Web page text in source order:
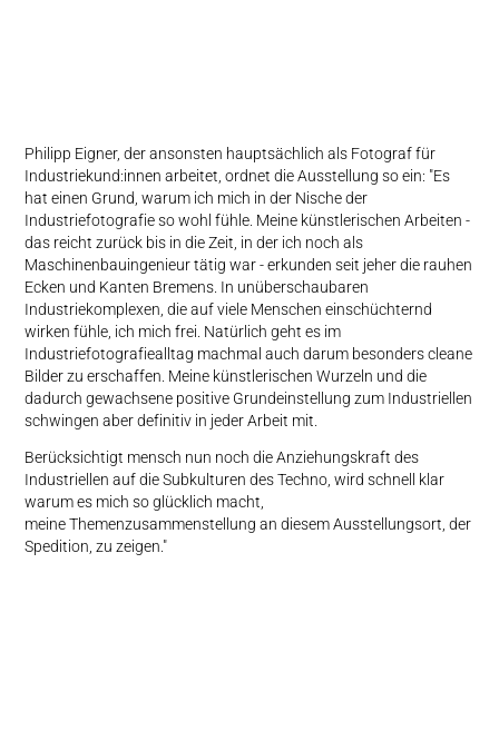
Philipp Eigner, der ansonsten hauptsächlich als Fotograf für
Industriekund:innen arbeitet, ordnet die Ausstellung so ein: "Es
hat einen Grund, warum ich mich in der Nische der
Industriefotografie so wohl fühle. Meine künstlerischen Arbeiten -
das reicht zurück bis in die Zeit, in der ich noch als
Maschinenbauingenieur tätig war - erkunden seit jeher die rauhen
Ecken und Kanten Bremens. In unüberschaubaren
Industriekomplexen, die auf viele Menschen einschüchternd
wirken fühle, ich mich frei. Natürlich geht es im
Industriefotografiealltag machmal auch darum besonders cleane
Bilder zu erschaffen. Meine künstlerischen Wurzeln und die
dadurch gewachsene positive Grundeinstellung zum Industriellen
schwingen aber definitiv in jeder Arbeit mit.
Berücksichtigt mensch nun noch die Anziehungskraft des
Industriellen auf die Subkulturen des Techno, wird schnell klar
warum es mich so glücklich macht,
meine Themenzusammenstellung an diesem Ausstellungsort, der
Spedition, zu zeigen."